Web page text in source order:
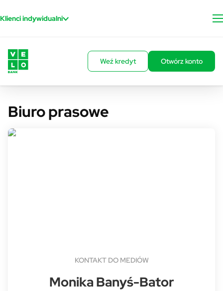
Klienci indywidualni
Weź kredyt Otwórz konto
Biuro prasowe
Rzecznik prasowy
KONTAKT DO MEDIÓW
Monika Banyś-Bator